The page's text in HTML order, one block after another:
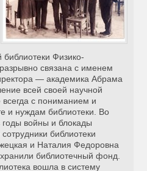
библиотеки Физико-
связана с именем
— академика Абрама
всей своей научной
с пониманием и
и нуждам библиотеки. Во
войны и блокады
библиотеки
и Наталия Федоровна
библиотечный фонд.
вошла в систему